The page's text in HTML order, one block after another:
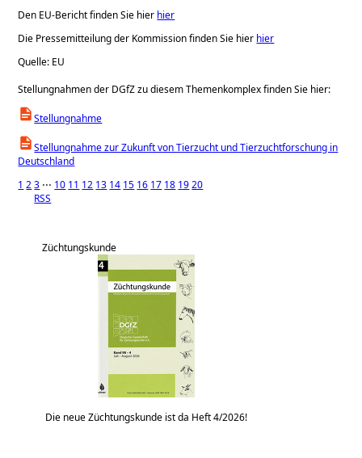
Den EU-Bericht finden Sie hier hier
Die Pressemitteilung der Kommission finden Sie hier hier
Quelle: EU
Stellungnahmen der DGfZ zu diesem Themenkomplex finden Sie hier:
Stellungnahme
Stellungnahme zur Zukunft von Tierzucht und Tierzuchtforschung in
Deutschland
1 23 ⋅⋅⋅ 10 11 12 13 14 15 16 17 18 1920
RSS
Züchtungskunde
Die neue Züchtungskunde ist da Heft 4/2026!